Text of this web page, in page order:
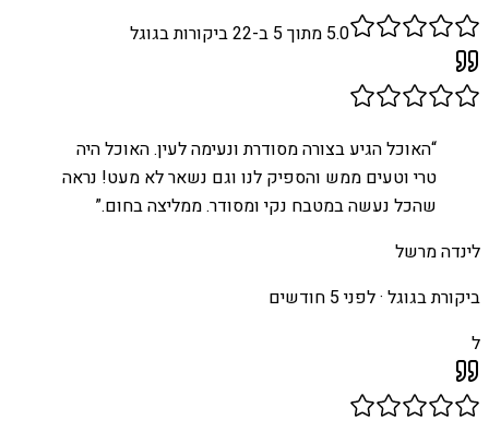
5.0 מתוך 5 ב- 22ביקורות בגוגל
“האוכל הגיע בצורה מסודרת ונעימה לעין. האוכל היה
טרי וטעים ממש והספיק לנו וגם נשאר לא מעט! נראה
שהכל נעשה במטבח נקי ומסודר. ממליצה בחום.”
לינדה מרשל
ביקורת בגוגל ·לפני 5 חודשים
ל